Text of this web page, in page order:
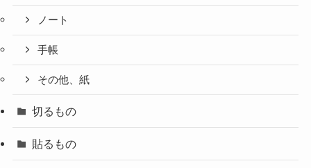
ノート
手帳
その他、紙
切るもの
貼るもの